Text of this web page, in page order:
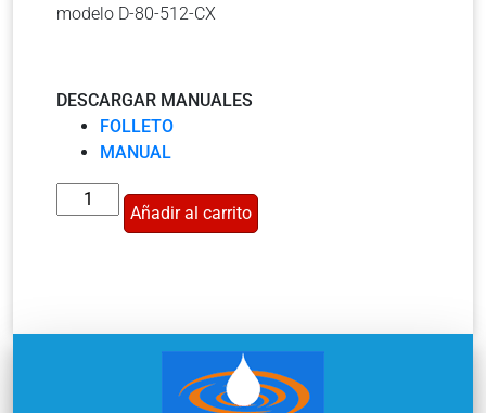
modelo D-80-512-CX
DESCARGAR MANUALES
FOLLETO
MANUAL
Añadir al carrito